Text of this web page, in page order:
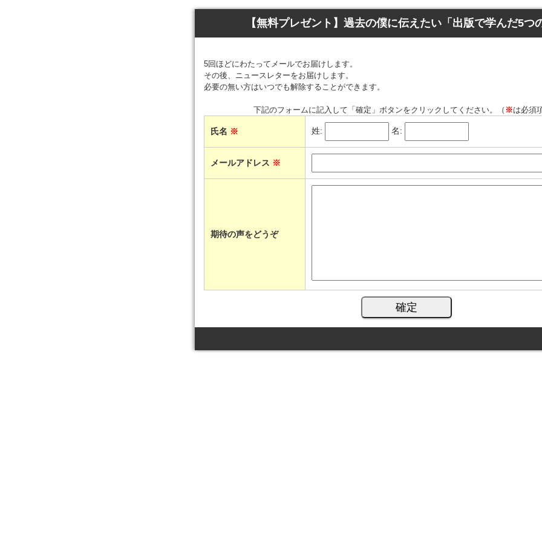
【無料プレゼント】過去の僕に伝えたい「出版で学んだ5つ
5回ほどにわたってメールでお届けします。
その後、ニュースレターをお届けします。
必要の無い方はいつでも解除することができます。
下記のフォームに記入して「確定」ボタンをクリックしてください。（ ※は必須
氏名 ※ 姓: 名:
メールアドレス ※
期待の声をどうぞ